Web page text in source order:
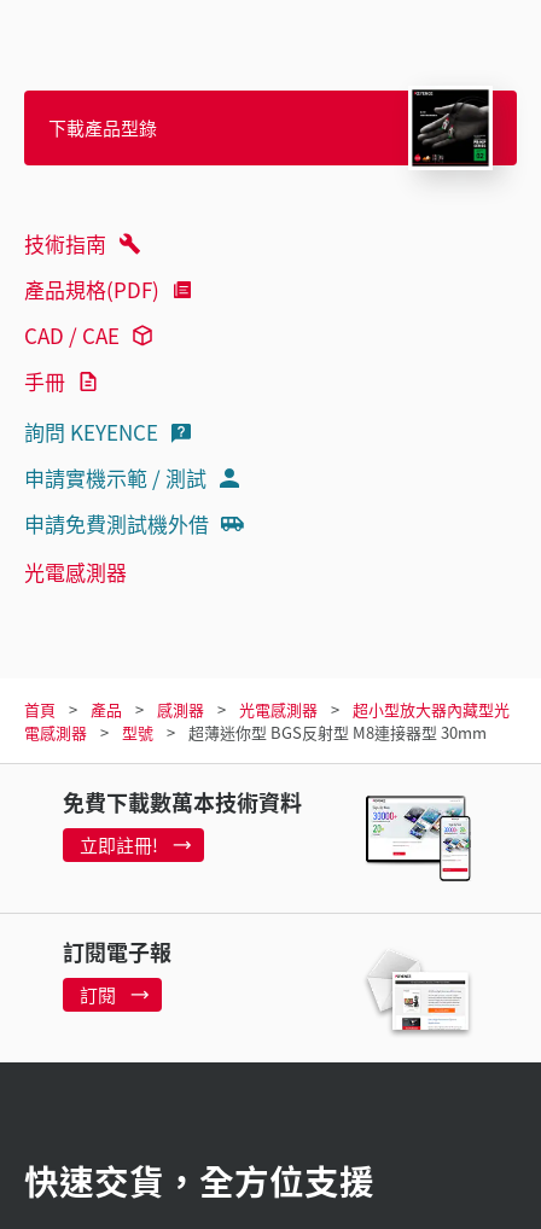
下載產品型錄
技術指南
產品規格(PDF)
CAD / CAE
手冊
詢問 KEYENCE
申請實機示範 / 測試
申請免費測試機外借
光電感測器
首頁 產品 感測器 光電感測器
超小型放大器內藏型光
電感測器
型號 超薄迷你型 BGS反射型 M8連接器型 30mm
免費下載數萬本技術資料
立即註冊!
訂閱電子報
訂閱
快速交貨，全方位支援